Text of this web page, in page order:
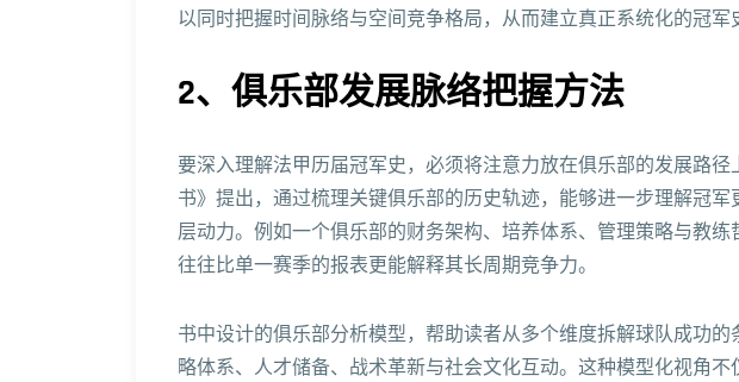
以同时把握时间脉络与空间竞争格局，从而建立真正系统化的冠军
2、俱乐部发展脉络把握方法
要深入理解法甲历届冠军史，必须将注意力放在俱乐部的发展路径
书》提出，通过梳理关键俱乐部的历史轨迹，能够进一步理解冠军
层动力。例如一个俱乐部的财务架构、培养体系、管理策略与教练
往往比单一赛季的报表更能解释其长周期竞争力。
书中设计的俱乐部分析模型，帮助读者从多个维度拆解球队成功的
略体系、人才储备、战术革新与社会文化互动。这种模型化视角不